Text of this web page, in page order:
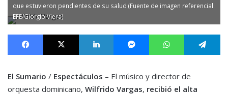
que estuvieron pendientes de su salud (Fuente de imagen referencial:
EFE/Giorgio Viera)
Facebook X LinkedIn MessengerWhatsApp
El Sumario / Espectáculos – El músico y director de
orquesta dominicano, Wilfrido Vargas, recibió el alta